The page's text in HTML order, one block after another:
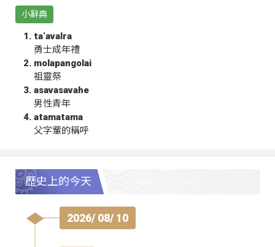
小辭典
ta‘avalra
勇士成年禮
molapangolai
祖靈祭
asavasavahe
男性青年
atamatama
父字輩的稱呼
歷史上的今天
2026/ 08/ 10